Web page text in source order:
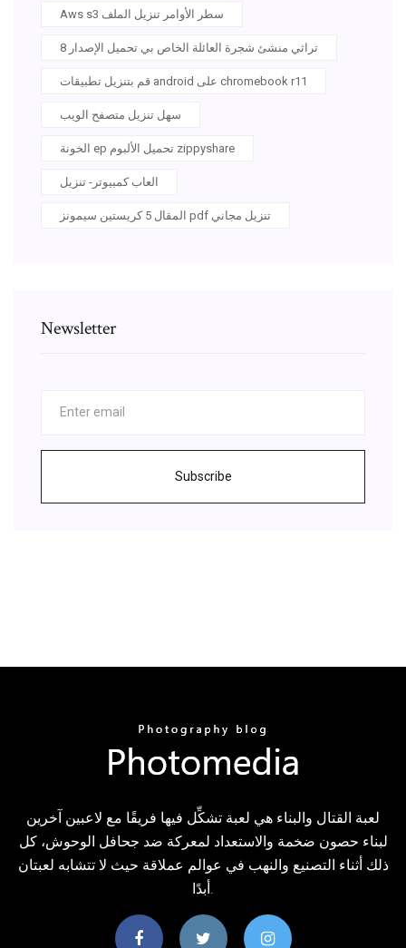
Aws s3 سطر الأوامر تنزيل الملف
تراثي منشئ شجرة العائلة الخاص بي تحميل الإصدار 8
قم بتنزيل تطبيقات android على chromebook r11
سهل تنزيل متصفح الويب
الخونة ep تحميل الألبوم zippyshare
العاب كمبيوتر- تنزيل
المقال 5 كريستين سيمونز pdf تنزيل مجاني
Newsletter
Subscribe
لعبة القتال والبناء هي لعبة تشكِّل فيها فريقًا مع لاعبين آخرين
لبناء حصون ضخمة والاستعداد لمعركة ضد جحافل الوحوش، كل
ذلك أثناء التصنيع والنهب في عوالم عملاقة حيث لا تتشابه لعبتان